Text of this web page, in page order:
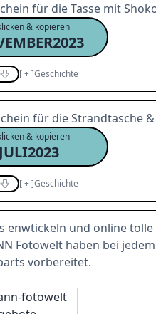
für die Tasse mit
& kopieren
[+]Geschichte
für die Strandtasche
& kopieren
JULI2023
[+]Geschichte
enwtickeln und online
Fotowelt haben bei
vorbereitet.